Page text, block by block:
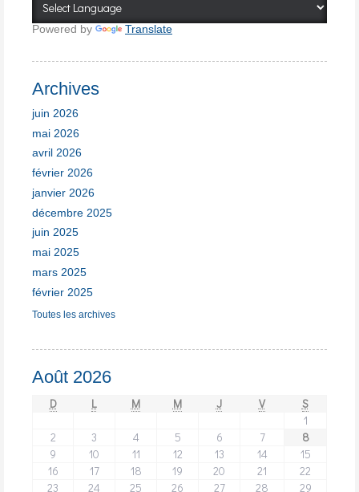
Powered by Translate
Archives
juin 2026
mai 2026
avril 2026
février 2026
janvier 2026
décembre 2025
juin 2025
mai 2025
mars 2025
février 2025
Toutes les archives
Août 2026
D L M M J V
S
1
2
3 4 5 6 7
8
9
10 11 12 13 14
15
16
17 18 19 20 21
22
23
24 25 26 27 28 29